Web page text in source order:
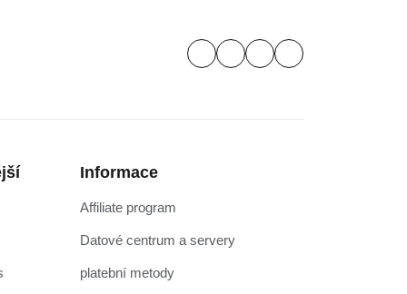
Informace
Affiliate program
Datové centrum a servery
platební metody